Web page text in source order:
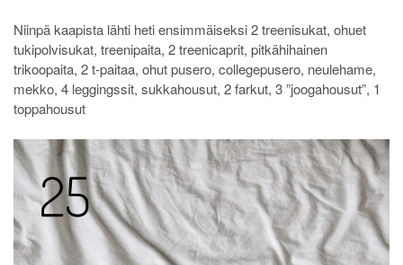
Niinpä kaapista lähti heti ensimmäiseksi 2 treenisukat, ohuet
tukipolvisukat, treenipaita, 2 treenicaprit, pitkähihainen
trikoopaita, 2 t-paitaa, ohut pusero, collegepusero, neulehame,
mekko, 4 leggingssit, sukkahousut, 2 farkut, 3 ”joogahousut”, 1
toppahousut